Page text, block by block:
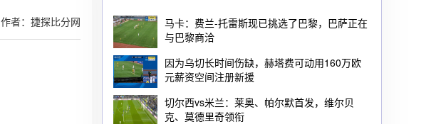
作者：捷探比分网
马卡：费兰-托雷斯现已挑选了巴黎，巴萨正在
与巴黎商洽
因为乌切长时间伤缺，赫塔费可动用160万欧
元薪资空间注册新援
切尔西vs米兰：莱奥、帕尔默首发，维尔贝
克、莫德里奇领衔